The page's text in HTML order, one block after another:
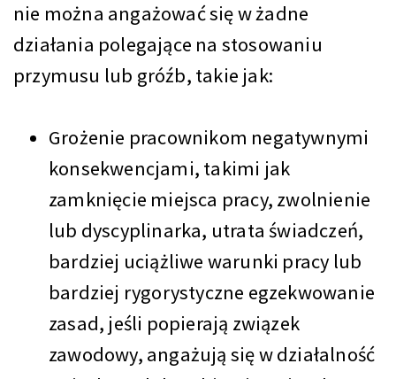
nie można angażować się w żadne
działania polegające na stosowaniu
przymusu lub gróźb, takie jak:
Grożenie pracownikom negatywnymi
konsekwencjami, takimi jak
zamknięcie miejsca pracy, zwolnienie
lub dyscyplinarka, utrata świadczeń,
bardziej uciążliwe warunki pracy lub
bardziej rygorystyczne egzekwowanie
zasad, jeśli popierają związek
zawodowy, angażują się w działalność